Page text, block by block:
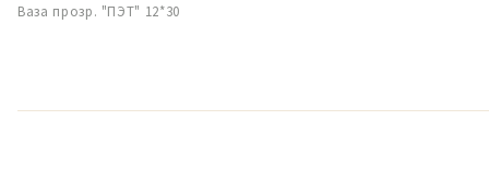
Ваза прозр. "ПЭТ" 12*30